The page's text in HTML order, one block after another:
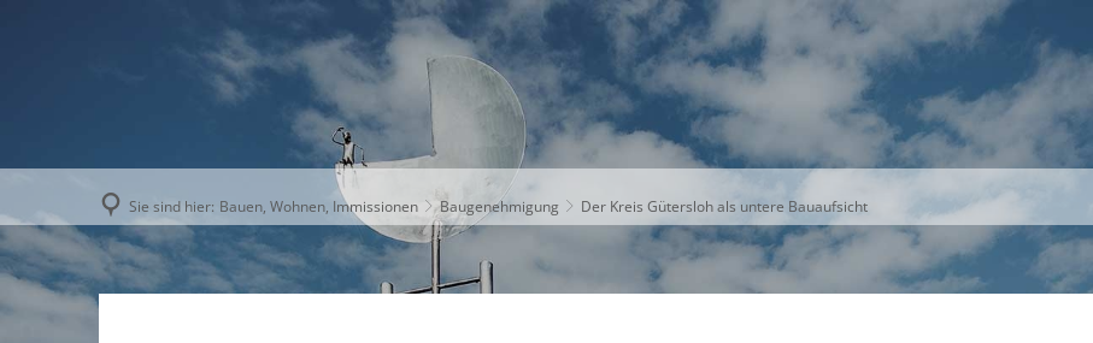
AKTUELLES THEMEN UNSER KREIS KARRIERE
Sie sind hier: Bauen, Wohnen, Immissionen Baugenehmigung Der Kreis Gütersloh als untere Bauaufsicht